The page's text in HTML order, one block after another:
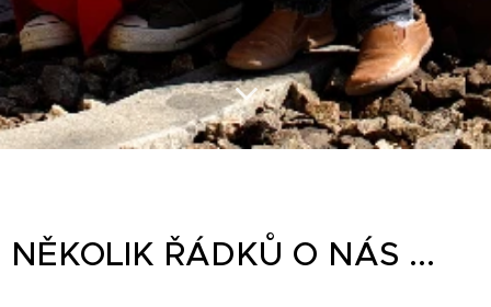
NĚKOLIK ŘÁDKŮ O NÁS ...